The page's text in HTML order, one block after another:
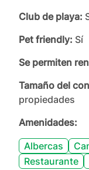
Club de playa:
Pet friendly: Sí
Se permiten
Tamaño del
propiedades
Amenidades:
Albercas
Restaurante